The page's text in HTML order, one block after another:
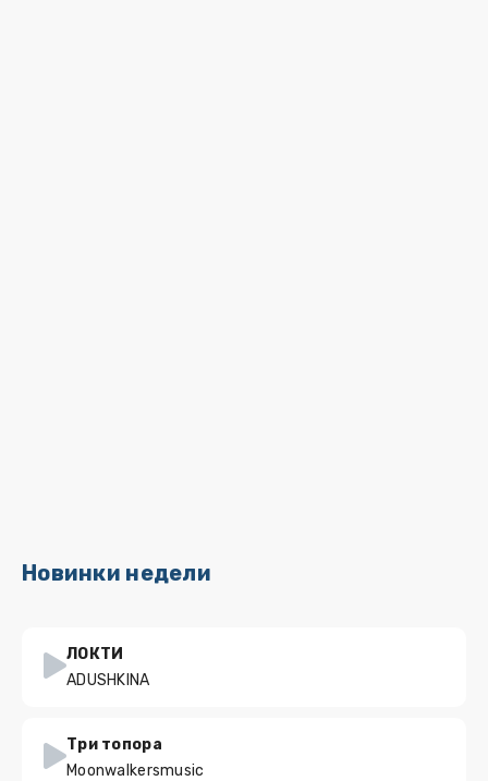
Новинки недели
ЛОКТИ
ADUSHKINA
Три топора
Moonwalkersmusic